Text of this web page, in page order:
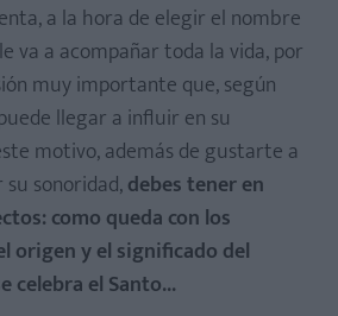
a la hora de elegir el nombre
va a acompañar toda la vida, por
muy importante que, según
llegar a influir en su
motivo, además de gustarte a
sonoridad,debes tener en
como queda con los
origen y el significado del
celebra el Santo...